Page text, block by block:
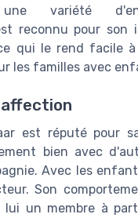
variété
reconnu pour son
qui le rend facile
les familles avec
est réputé pour
bien avec
Avec les
Son
un membre à